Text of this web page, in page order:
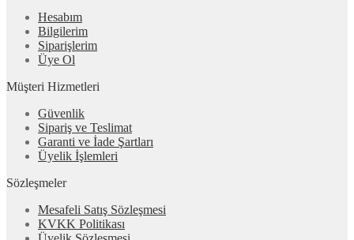
Hesabım
Bilgilerim
Siparişlerim
Üye Ol
Müşteri Hizmetleri
Güvenlik
Sipariş ve Teslimat
Garanti ve İade Şartları
Üyelik İşlemleri
Sözleşmeler
Mesafeli Satış Sözleşmesi
KVKK Politikası